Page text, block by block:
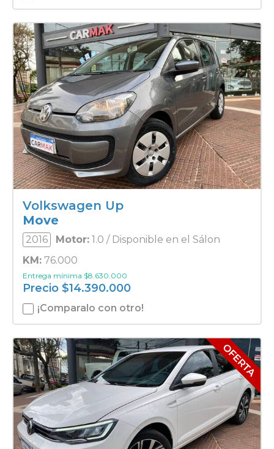
Volkswagen Up
Move
2016 Motor: 1.0 / Disponible en el Sálon
KM: 76.000
Entrega mínima $8.630.000
Precio $14.390.000
¡Comparalo con otro!